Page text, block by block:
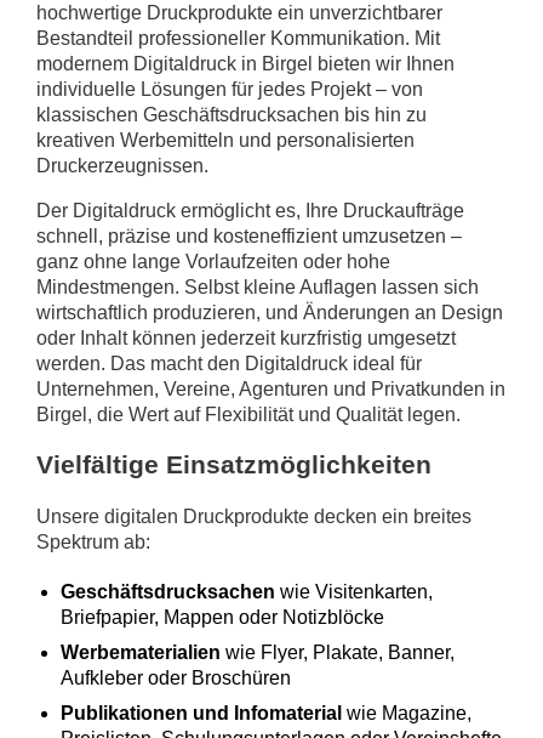
hochwertige Druckprodukte ein unverzichtbarer
Bestandteil professioneller Kommunikation. Mit
modernem Digitaldruck in Birgel bieten wir Ihnen
individuelle Lösungen für jedes Projekt – von
klassischen Geschäftsdrucksachen bis hin zu
kreativen Werbemitteln und personalisierten
Druckerzeugnissen.
Der Digitaldruck ermöglicht es, Ihre Druckaufträge
schnell, präzise und kosteneffizient umzusetzen –
ganz ohne lange Vorlaufzeiten oder hohe
Mindestmengen. Selbst kleine Auflagen lassen sich
wirtschaftlich produzieren, und Änderungen an Design
oder Inhalt können jederzeit kurzfristig umgesetzt
werden. Das macht den Digitaldruck ideal für
Unternehmen, Vereine, Agenturen und Privatkunden in
Birgel, die Wert auf Flexibilität und Qualität legen.
Vielfältige Einsatzmöglichkeiten
Unsere digitalen Druckprodukte decken ein breites
Spektrum ab:
Geschäftsdrucksachen wie Visitenkarten,
Briefpapier, Mappen oder Notizblöcke
Werbematerialien wie Flyer, Plakate, Banner,
Aufkleber oder Broschüren
Publikationen und Infomaterial wie Magazine,